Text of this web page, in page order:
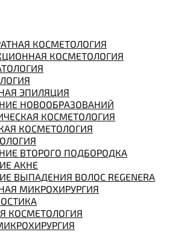
КОСМЕТОЛОГИЯ
КОСМЕТОЛОГИЯ
ЭПИЛЯЦИЯ
НОВООБРАЗОВАНИЙ
КОСМЕТОЛОГИЯ
КОСМЕТОЛОГИЯ
ВТОРОГО ПОДБОРОДКА
АКНЕ
ВЫПАДЕНИЯ ВОЛОС REGENERA
МИКРОХИРУРГИЯ
КОСМЕТОЛОГИЯ